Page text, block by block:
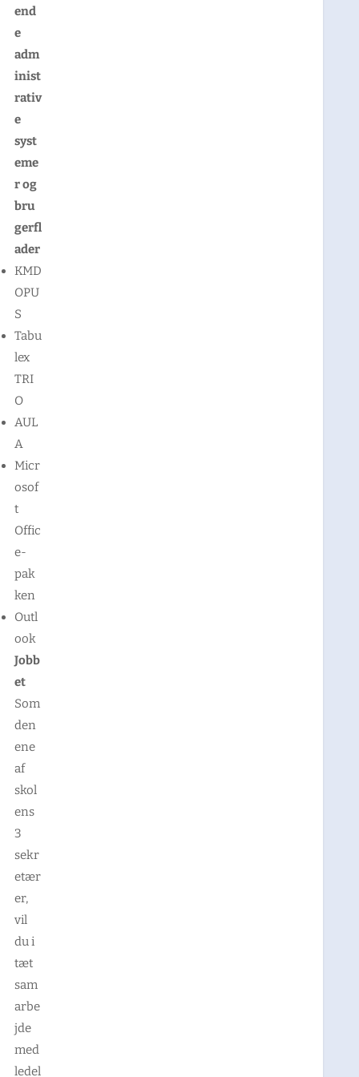
end
e
adm
inist
rativ
e
syst
eme
r og
bru
gerfl
ader
KMD
OPU
S
Tabu
lex
TRI
O
AUL
A
Micr
osof
t
Offic
e-
pak
ken
Outl
ook
Jobb
et
Som
den
ene
af
skol
ens
3
sekr
etær
er,
vil
du i
tæt
sam
arbe
jde
med
ledel